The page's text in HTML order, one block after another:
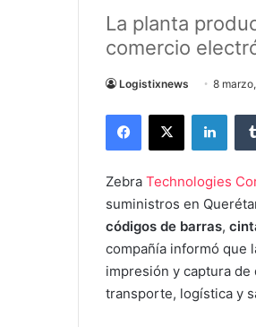
La planta
comercio
Logistixnews 8
Zebra Technologies
suministros en
códigos de barras,
compañía informó que
impresión y captura
transporte, logística y